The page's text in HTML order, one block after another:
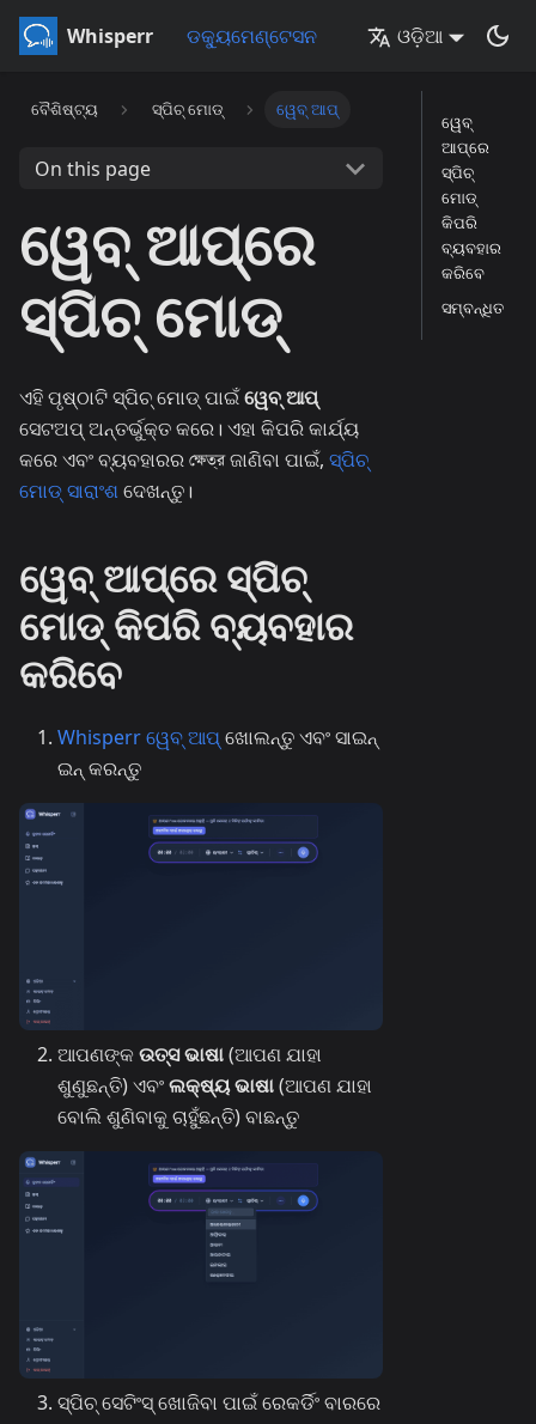
Whisperr ଡକ୍ୟୁମେଣ୍ଟେସନ ଓଡ଼ିଆ
ବୈଶିଷ୍ଟ୍ୟ ସ୍ପିଚ୍ ମୋଡ୍ ୱେବ୍ ଆପ୍
On this page
ୱେବ୍ ଆପ୍‌ରେ
ସ୍ପିଚ୍ ମୋଡ୍
ଏହି ପୃଷ୍ଠାଟି ସ୍ପିଚ୍ ମୋଡ୍ ପାଇଁୱେବ୍ ଆପ୍
ସେଟଅପ୍ ଅନ୍ତର୍ଭୁକ୍ତ କରେ। ଏହା କିପରି କାର୍ଯ୍ୟ
କରେ ଏବଂ ବ୍ୟବହାରର ক্ষেত্র ଜାଣିବା ପାଇଁ, ସ୍ପିଚ୍
ମୋଡ୍ ସାରାଂଶ ଦେଖନ୍ତୁ।
ୱେବ୍ ଆପ୍‌ରେ ସ୍ପିଚ୍
ମୋଡ୍ କିପରି ବ୍ୟବହାର
କରିବେ
Whisperr ୱେବ୍ ଆପ୍ଖୋଲନ୍ତୁ ଏବଂ ସାଇନ୍
ଇନ୍ କରନ୍ତୁ
ଆପଣଙ୍କଉତ୍ସ ଭାଷା(ଆପଣ ଯାହା
ଶୁଣୁଛନ୍ତି) ଏବଂଲକ୍ଷ୍ୟ ଭାଷା(ଆପଣ ଯାହା
ବୋଲି ଶୁଣିବାକୁ ଚାହୁଁଛନ୍ତି) ବାଛନ୍ତୁ
ସ୍ପିଚ୍ ସେଟିଂସ୍ ଖୋଜିବା ପାଇଁ ରେକର୍ଡିଂ ବାରରେ
ୱେବ୍
ଆପ୍‌ରେ
ସ୍ପିଚ୍
ମୋଡ୍
କିପରି
ବ୍ୟବହାର
କରିବେ
ସମ୍ବନ୍ଧିତ